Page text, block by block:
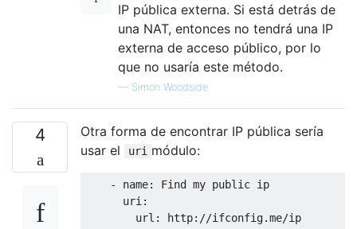
IP pública externa. Si está detrás de
una NAT, entonces no tendrá una IP
externa de acceso público, por lo
que no usaría este método.
— Simon Woodside
4
Otra forma de encontrar IP pública sería
usar el
uri módulo:
    - name: Find my public ip
      uri:
        url: http://ifconfig.me/ip